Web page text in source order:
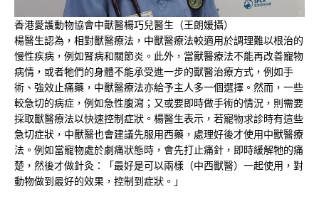
香港愛護動物協會中獸醫楊巧兒醫生（王朗媛攝）
楊醫生認為，相對獸醫療法，中獸醫療法較適用於調理難以根治的
慢性疾病，例如腎病和關節炎。此外，當獸醫療法不能再改善寵物
病情，或者牠們的身體不能承受進一步的獸醫治療方式，例如手
術、強效止痛藥，中獸醫療法亦給予主人多一個選擇。然而，一些
較急切的病症，例如急性腹瀉；又或要即時做手術的情況，則需要
採取獸醫療法以快速控制症狀。楊醫生表示，若寵物求診時有這些
急切症狀，中獸醫也會建議先服用西藥，處理好後才使用中獸醫療
法。例如當寵物處於劇痛狀態時，會先打止痛針，即時緩解牠的痛
楚，然後才做針灸：「最好是可以兩樣（中西獸醫）一起使用，對
動物做到最好的效果，控制到症狀。」